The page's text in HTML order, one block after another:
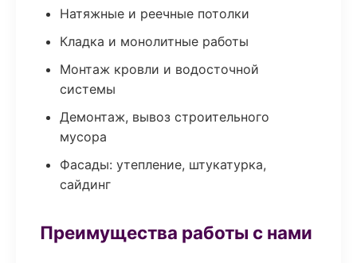
Натяжные и реечные потолки
Кладка и монолитные работы
Монтаж кровли и водосточной
системы
Демонтаж, вывоз строительного
мусора
Фасады: утепление, штукатурка,
сайдинг
Преимущества работы с нами